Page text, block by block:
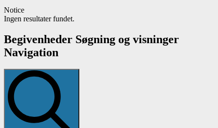
Notice
Ingen resultater fundet.
Begivenheder Søgning og visninger
Navigation